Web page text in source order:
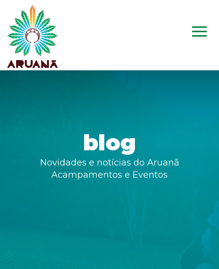
blog
Novidades e notícias do Aruanã
Acampamentos e Eventos